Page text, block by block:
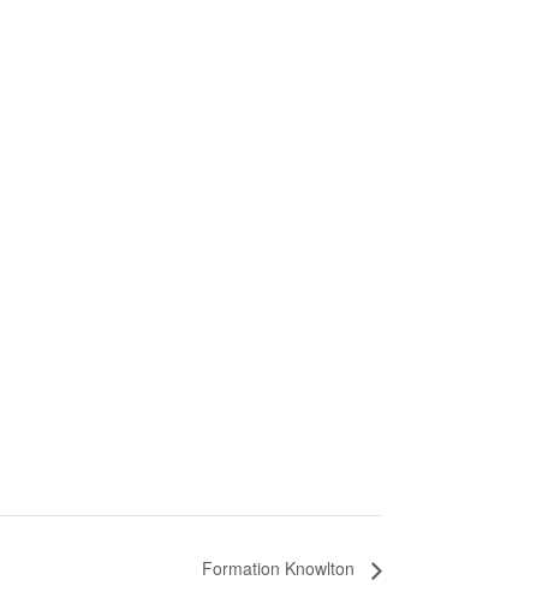
Formation Knowlton